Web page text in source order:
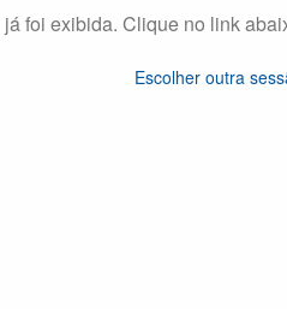
foi exibida. Clique no link
Escolher outra